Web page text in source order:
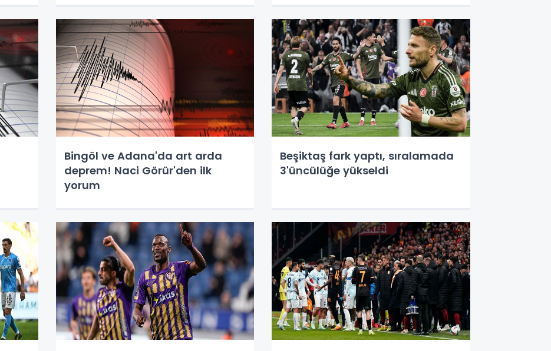
Bingöl ve Adana'da art arda
deprem! Naci Görür'den ilk
yorum
Beşiktaş fark yaptı, sıralamada
3'üncülüğe yükseldi